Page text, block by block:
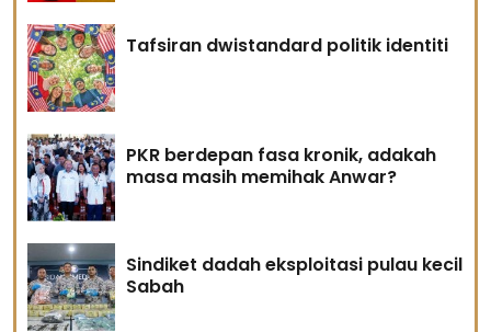
Tafsiran dwistandard politik identiti
PKR berdepan fasa kronik, adakah
masa masih memihak Anwar?
Sindiket dadah eksploitasi pulau kecil
Sabah